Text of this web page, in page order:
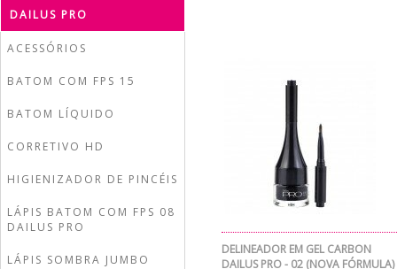
DAILUS PRO
ACESSÓRIOS
BATOM COM FPS 15
BATOM LÍQUIDO
CORRETIVO HD
HIGIENIZADOR DE PINCÉIS
LÁPIS BATOM COM FPS 08
DAILUS PRO
LÁPIS SOMBRA JUMBO
DELINEADOR EM GEL CARBON
DAILUS PRO - 02 (NOVA FÓRMULA)